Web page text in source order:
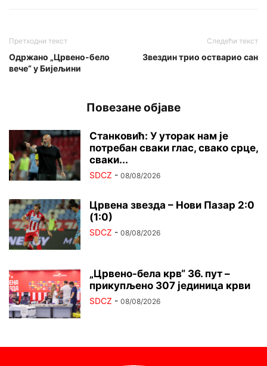
Претходни текст
Одржано „Црвено-бело
вече“ у Бијељини
Следећи текст
Звездин трио остварио сан
Повезане објаве
Станковић: У уторак нам је
потребан сваки глас, свако срце,
сваки...
SDCZ - 08/08/2026
Црвена звезда – Нови Пазар 2:0
(1:0)
SDCZ - 08/08/2026
„Црвено-бела крв“ 36. пут –
прикупљено 307 јединица крви
SDCZ - 08/08/2026